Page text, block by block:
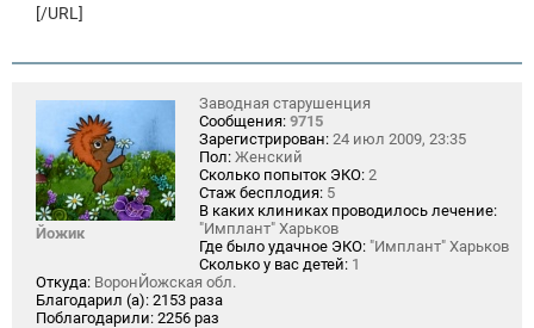
[/URL]
Йожик
Заводная старушенция
Сообщения: 9715
Зарегистрирован: 24 июл 2009, 23:35
Пол: Женский
Сколько попыток ЭКО: 2
Стаж бесплодия: 5
В каких клиниках проводилось лечение:
"Имплант" Харьков
Где было удачное ЭКО: "Имплант" Харьков
Сколько у вас детей: 1
Откуда: ВоронЙожская обл.
Благодарил (а): 2153 раза
Поблагодарили: 2256 раз